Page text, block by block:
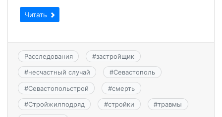
Читать
Расследования #застройщик
#несчастный случай #Севастополь
#Севастопольстрой #смерть
#Стройжилподряд #стройки #травмы